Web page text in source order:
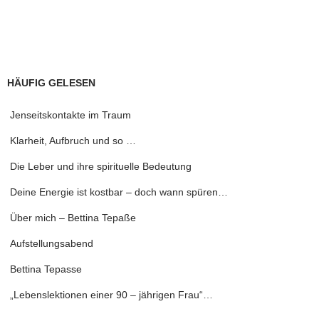
HÄUFIG GELESEN
Jenseitskontakte im Traum
Klarheit, Aufbruch und so …
Die Leber und ihre spirituelle Bedeutung
Deine Energie ist kostbar – doch wann spüren…
Über mich – Bettina Tepaße
Aufstellungsabend
Bettina Tepasse
„Lebenslektionen einer 90 – jährigen Frau“…